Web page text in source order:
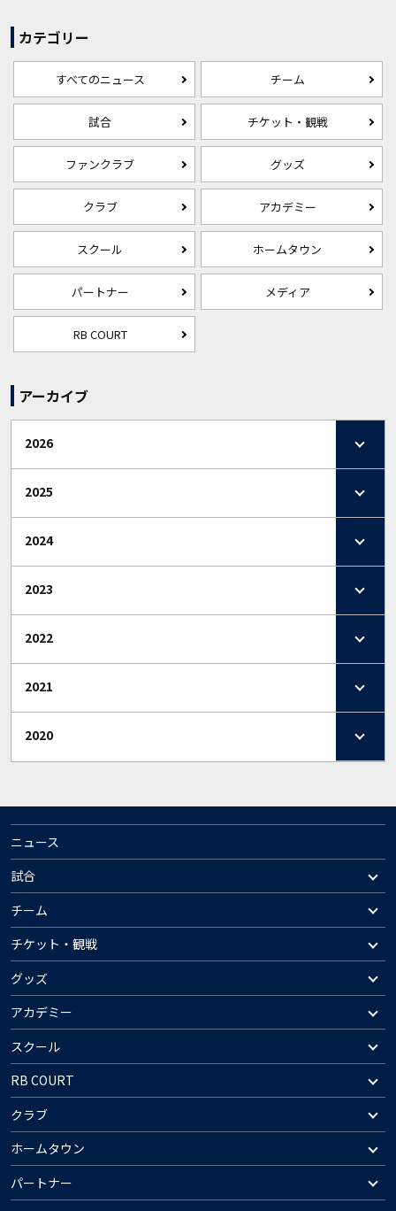
カテゴリー
すべてのニュース チーム
試合 チケット・観戦
ファンクラブ グッズ
クラブ アカデミー
スクール ホームタウン
パートナー メディア
RB COURT
アーカイブ
2026
2025
2024
2023
2022
2021
2020
ニュース
試合
チーム
チケット・観戦
グッズ
アカデミー
スクール
RB COURT
クラブ
ホームタウン
パートナー